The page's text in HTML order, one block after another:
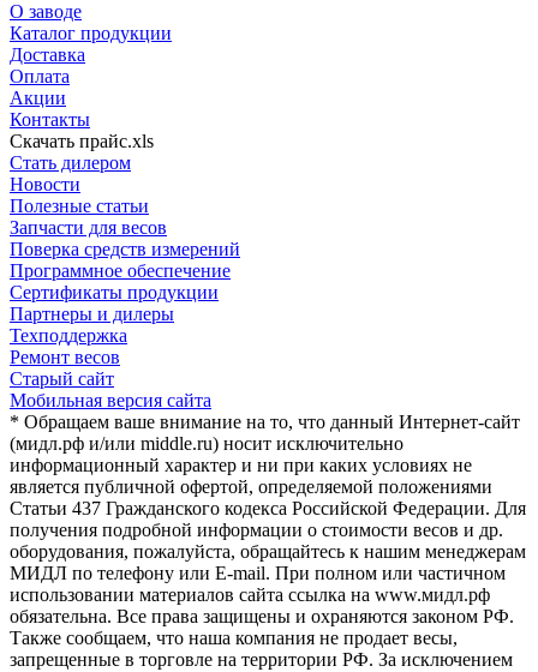
О заводе
Каталог продукции
Доставка
Оплата
Акции
Контакты
Скачать прайс.xls
Стать дилером
Новости
Полезные статьи
Запчасти для весов
Поверка средств измерений
Программное обеспечение
Сертификаты продукции
Партнеры и дилеры
Техподдержка
Ремонт весов
Старый сайт
Мобильная версия сайта
* Обращаем ваше внимание на то, что данный Интернет-сайт
(мидл.рф и/или middle.ru) носит исключительно
информационный характер и ни при каких условиях не
является публичной офертой, определяемой положениями
Статьи 437 Гражданского кодекса Российской Федерации. Для
получения подробной информации о стоимости весов и др.
оборудования, пожалуйста, обращайтесь к нашим менеджерам
МИДЛ по телефону или E-mail. При полном или частичном
использовании материалов сайта ссылка на www.мидл.рф
обязательна. Все права защищены и охраняются законом РФ.
Также сообщаем, что наша компания не продает весы,
запрещенные в торговле на территории РФ. За исключением